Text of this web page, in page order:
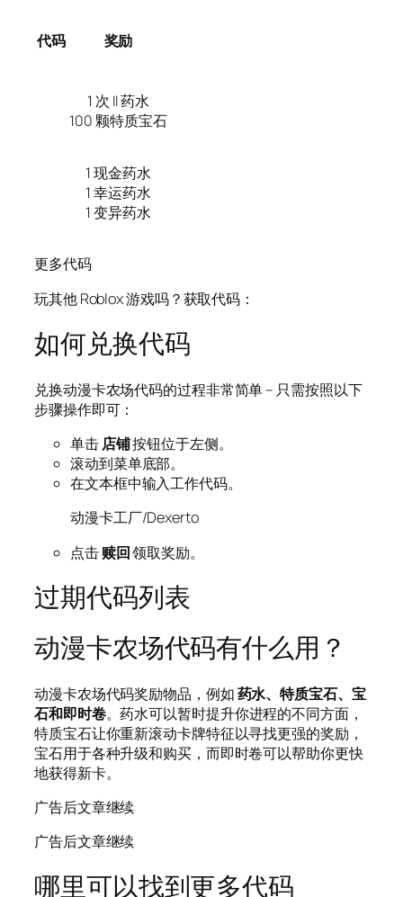
代码 奖励
1 次 II 药水
100 颗特质宝石
1 现金药水
1 幸运药水
1 变异药水
更多代码
玩其他 Roblox 游戏吗？获取代码：
如何兑换代码
兑换动漫卡农场代码的过程非常简单 – 只需按照以下
步骤操作即可：
单击店铺按钮位于左侧。
滚动到菜单底部。
在文本框中输入工作代码。
动漫卡工厂/Dexerto
点击赎回领取奖励。
过期代码列表
动漫卡农场代码有什么用？
动漫卡农场代码奖励物品，例如药水、特质宝石、宝
石和即时卷。药水可以暂时提升你进程的不同方面，
特质宝石让你重新滚动卡牌特征以寻找更强的奖励，
宝石用于各种升级和购买，而即时卷可以帮助你更快
地获得新卡。
广告后文章继续
广告后文章继续
哪里可以找到更多代码